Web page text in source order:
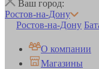
Ваш город:
Ростов-на-Дону
Ростов-на-Дону
О компании
Магазины